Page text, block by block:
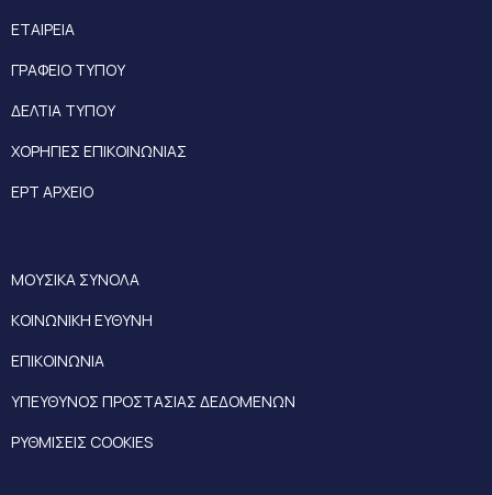
ΕΤΑΙΡΕΙΑ
ΓΡΑΦΕΙΟ ΤΥΠΟΥ
ΔΕΛΤΙΑ ΤΥΠΟΥ
ΧΟΡΗΓΙΕΣ ΕΠΙΚΟΙΝΩΝΙΑΣ
ΕΡΤ ΑΡΧΕΙΟ
ΜΟΥΣΙΚΑ ΣΥΝΟΛΑ
ΚΟΙΝΩΝΙΚΗ ΕΥΘΥΝΗ
ΕΠΙΚΟΙΝΩΝΙΑ
ΥΠΕΥΘΥΝΟΣ ΠΡΟΣΤΑΣΙΑΣ ΔΕΔΟΜΕΝΩΝ
ΡΥΘΜΙΣΕΙΣ COOKIES